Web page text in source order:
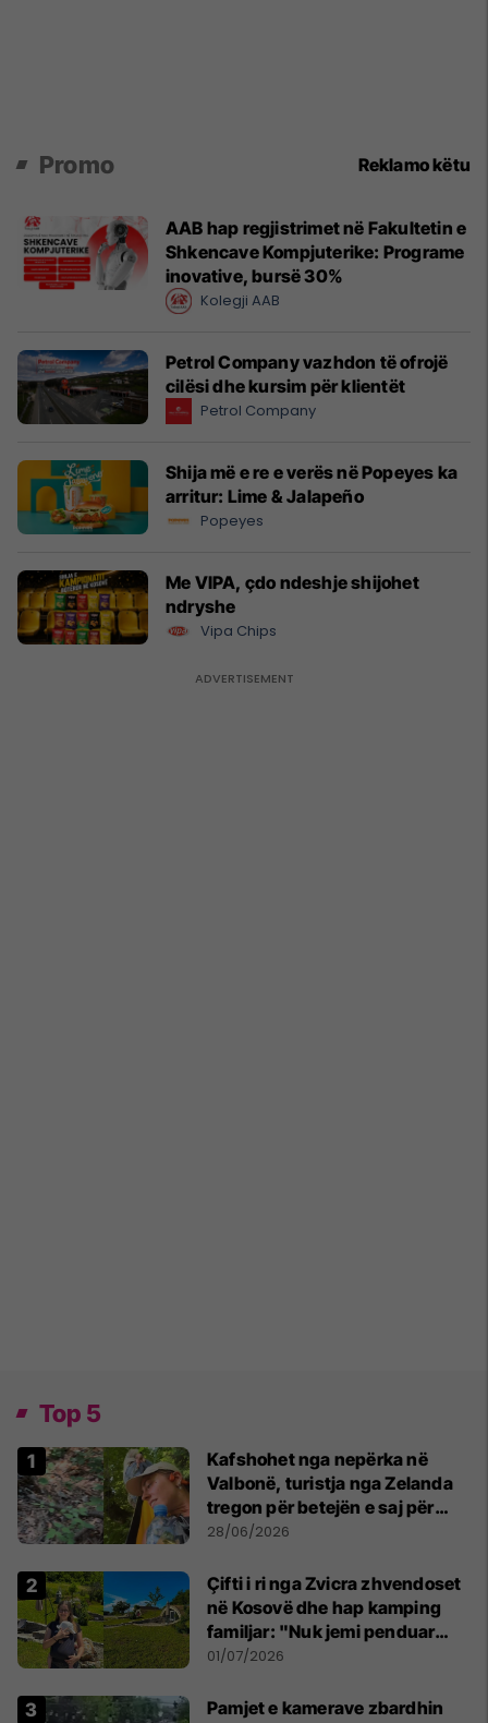
Promo Reklamo këtu
AAB hap regjistrimet në Fakultetin e
Shkencave Kompjuterike: Programe
inovative, bursë 30%
Kolegji AAB
Petrol Company vazhdon të ofrojë
cilësi dhe kursim për klientët
Petrol Company
Shija më e re e verës në Popeyes ka
arritur: Lime & Jalapeño
Popeyes
Me VIPA, çdo ndeshje shijohet
ndryshe
Vipa Chips
Top 5
Kafshohet nga nepërka në
Valbonë, turistja nga Zelanda
tregon për betejën e saj për
mbijetesë
28/06/2026
Çifti i ri nga Zvicra zhvendoset
në Kosovë dhe hap kamping
familjar: "Nuk jemi penduar
asnjë ditë"
01/07/2026
Pamjet e kamerave zbardhin